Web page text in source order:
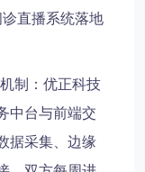
诊直播系统落地
制：优正科技
中台与前端交
据采集、边缘